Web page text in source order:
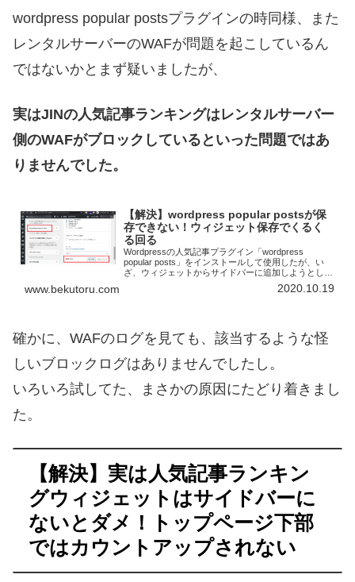
wordpress popular postsプラグインの時同様、また
レンタルサーバーのWAFが問題を起こしているん
ではないかとまず疑いましたが、
実はJINの人気記事ランキングはレンタルサーバー
側のWAFがブロックしているといった問題ではあ
りませんでした。
【解決】wordpress popular postsが保
存できない！ウィジェット保存でくるく
る回る
Wordpressの人気記事プラグイン「wordpress
popular posts」をインストールして使用したが、い
ざ、ウィジェットからサイドバーに追加しようとした
ところ、「wordpress popular posts」のウィジェッ
www.bekutoru.com 2020.10.19
確かに、WAFのログを見ても、該当するような怪
しいブロックログはありませんでしたし。
いろいろ試してた、まさかの原因にたどり着きまし
た。
【解決】実は人気記事ランキン
グウィジェットはサイドバーに
ないとダメ！トップページ下部
ではカウントアップされない